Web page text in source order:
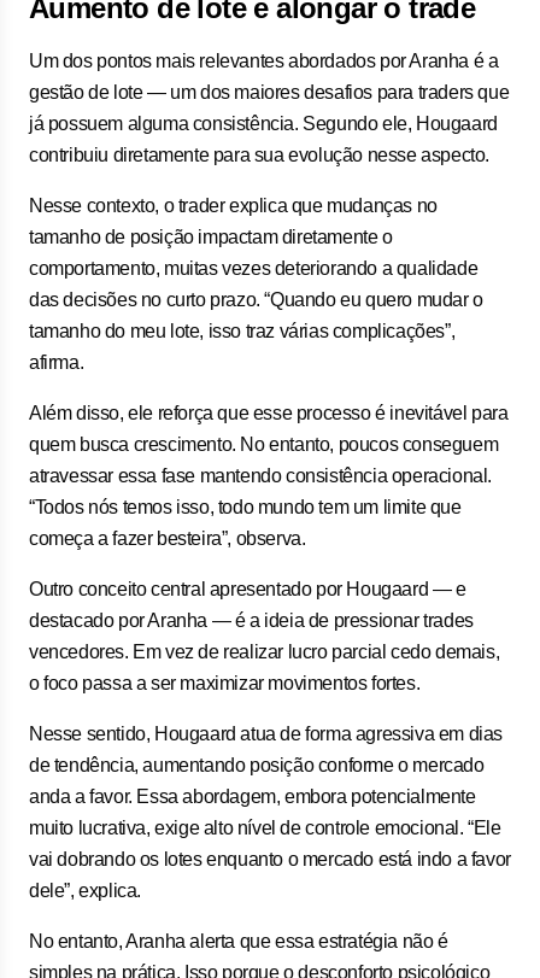
Aumento de lote e alongar o trade
Um dos pontos mais relevantes abordados por Aranha é a
gestão de lote — um dos maiores desafios para traders que
já possuem alguma consistência. Segundo ele, Hougaard
contribuiu diretamente para sua evolução nesse aspecto.
Nesse contexto, o trader explica que mudanças no
tamanho de posição impactam diretamente o
comportamento, muitas vezes deteriorando a qualidade
das decisões no curto prazo. “Quando eu quero mudar o
tamanho do meu lote, isso traz várias complicações”,
afirma.
Além disso, ele reforça que esse processo é inevitável para
quem busca crescimento. No entanto, poucos conseguem
atravessar essa fase mantendo consistência operacional.
“Todos nós temos isso, todo mundo tem um limite que
começa a fazer besteira”, observa.
Outro conceito central apresentado por Hougaard — e
destacado por Aranha — é a ideia de pressionar trades
vencedores. Em vez de realizar lucro parcial cedo demais,
o foco passa a ser maximizar movimentos fortes.
Nesse sentido, Hougaard atua de forma agressiva em dias
de tendência, aumentando posição conforme o mercado
anda a favor. Essa abordagem, embora potencialmente
muito lucrativa, exige alto nível de controle emocional. “Ele
vai dobrando os lotes enquanto o mercado está indo a favor
dele”, explica.
No entanto, Aranha alerta que essa estratégia não é
simples na prática. Isso porque o desconforto psicológico